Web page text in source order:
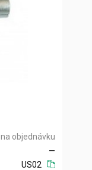
na objednávku
—
US02